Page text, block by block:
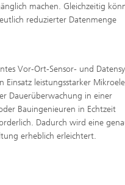
machen. Gleichzeitig
reduzierter Datenmenge
Vor-Ort-Sensor- und
leistungsstarker
Dauerüberwachung in einer
Bauingenieuren in Echtzeit
Dadurch wird eine
erheblich erleichtert.